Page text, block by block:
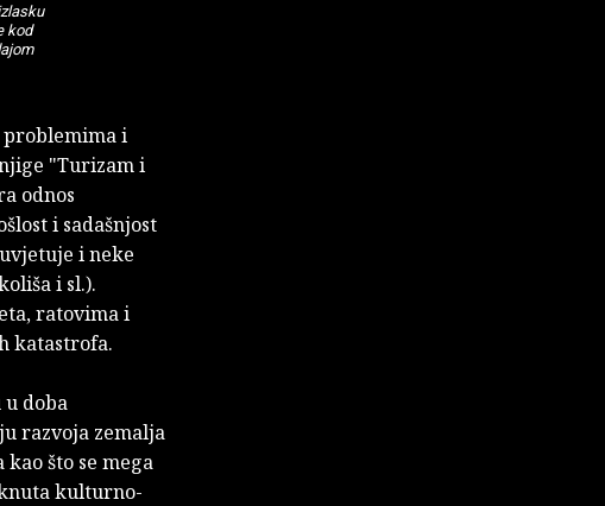
kod
i
"Turizam i
odnos
i sadašnjost
i neke
i sl.).
ratovima i
katastrofa.
doba
razvoja zemalja
što se mega
kulturno-